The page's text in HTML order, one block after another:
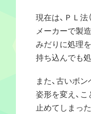
現在は、ＰＬ法
メーカーで製
みだりに処理
持ち込んでも
また、古いボ
姿形を変え、
止めてしまっ